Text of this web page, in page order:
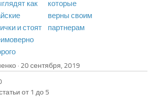
как
и стоят
которые
верны своим
партнерам
·
от 1 до 5